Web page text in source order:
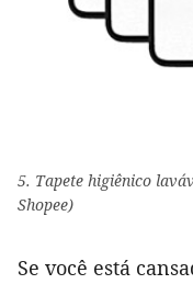
5. Tapete higiênico
Shopee)
Se você está